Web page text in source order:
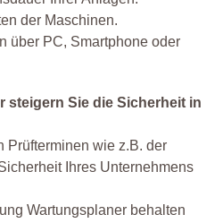
der Maschinen.
über PC, Smartphone oder
steigern Sie die Sicherheit in
Prüfterminen wie z.B. der
Ihres Unternehmens
Wartungsplaner behalten